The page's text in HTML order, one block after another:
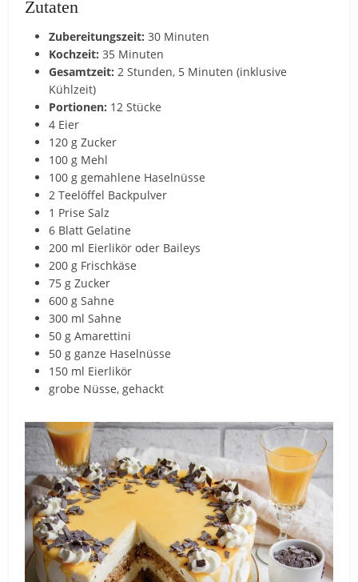
Zutaten
Zubereitungszeit: 30 Minuten
Kochzeit: 35 Minuten
Gesamtzeit: 2 Stunden, 5 Minuten (inklusive
Kühlzeit)
Portionen: 12 Stücke
4 Eier
120 g Zucker
100 g Mehl
100 g gemahlene Haselnüsse
2 Teelöffel Backpulver
1 Prise Salz
6 Blatt Gelatine
200 ml Eierlikör oder Baileys
200 g Frischkäse
75 g Zucker
600 g Sahne
300 ml Sahne
50 g Amarettini
50 g ganze Haselnüsse
150 ml Eierlikör
grobe Nüsse, gehackt